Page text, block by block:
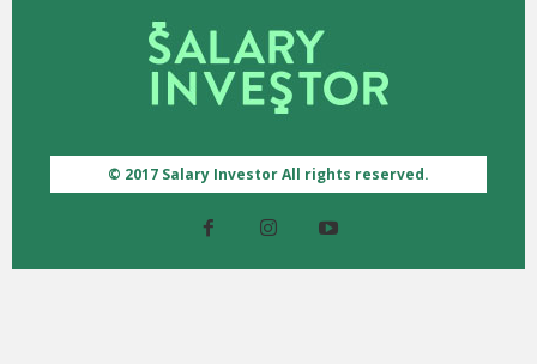
© 2017 Salary Investor All rights reserved.